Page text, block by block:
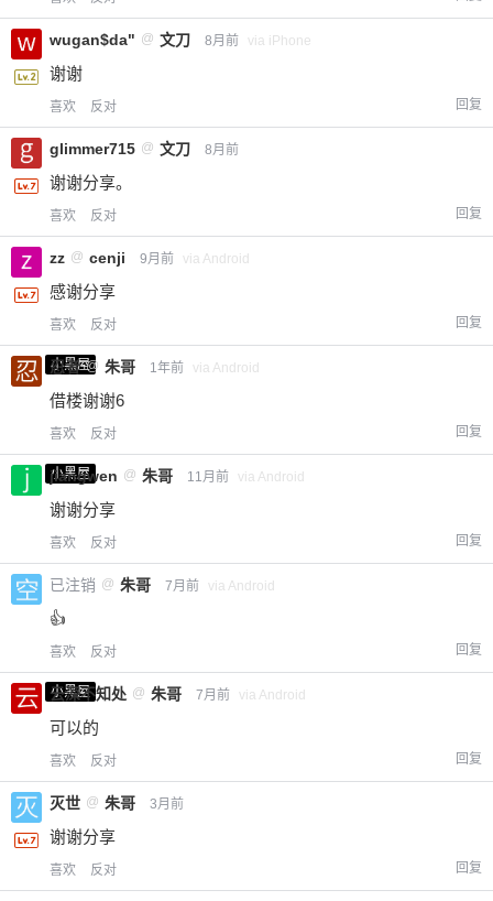
wugan$da" @ 文刀 8月前 via iPhone
谢谢
喜欢 反对 回复
glimmer715 @ 文刀 8月前
谢谢分享。
喜欢 反对 回复
zz @ cenji 9月前 via Android
感谢分享
喜欢 反对 回复
小黑屋
忍者 @ 朱哥 1年前 via Android
借楼谢谢6
喜欢 反对 回复
小黑屋
jiangwen @ 朱哥 11月前 via Android
谢谢分享
喜欢 反对 回复
已注销 @ 朱哥 7月前 via Android
👍
喜欢 反对 回复
小黑屋
云深不知处 @ 朱哥 7月前 via Android
可以的
喜欢 反对 回复
灭世 @ 朱哥 3月前
谢谢分享
喜欢 反对 回复